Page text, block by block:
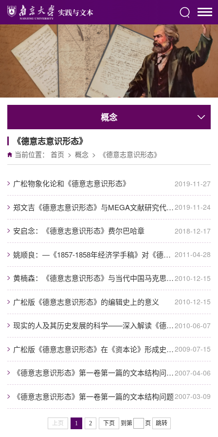
概念
《德意志意识形态》
当前位置： 首页 > 概念 > 《德意志意识形态》
广松物象化论和《德意志意识形态》 2019-11-27
郑文吉《德意志意识形态》与MEGA文献研究代译序——张一兵2019-11-24
安启念：《德意志意识形态》费尔巴哈章 2018-12-17
姚顺良：―《1857-1858年经济学手稿》对《德意志意识形态》的一个重大发展 2011-04-28
黄楠森：《德意志意识形态》与当代中国马克思主义哲学研究的三个问题2010-12-15
广松版《德意志意识形态》的编辑史上的意义 2010-12-15
现实的人及其历史发展的科学——深入解读《德意志意识形态》所阐发的唯物史观2010-06-07
广松版《德意志意识形态》在《资本论》形成史上的意义2009-07-15
《德意志意识形态》第一卷第一篇的文本结构问题——马克思学实证方法与思想史科学...2007-04-06
《德意志意识形态》第一卷第一篇的文本结构问题2007-03-09
上页 1 2 下页 到第 页 跳转